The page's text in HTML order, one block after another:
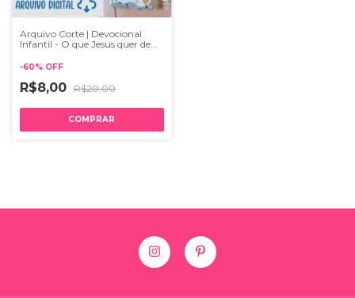
Arquivo Corte | Devocional
Infantil - O que Jesus quer de
-60% OFF
R$8,00 R$20,00